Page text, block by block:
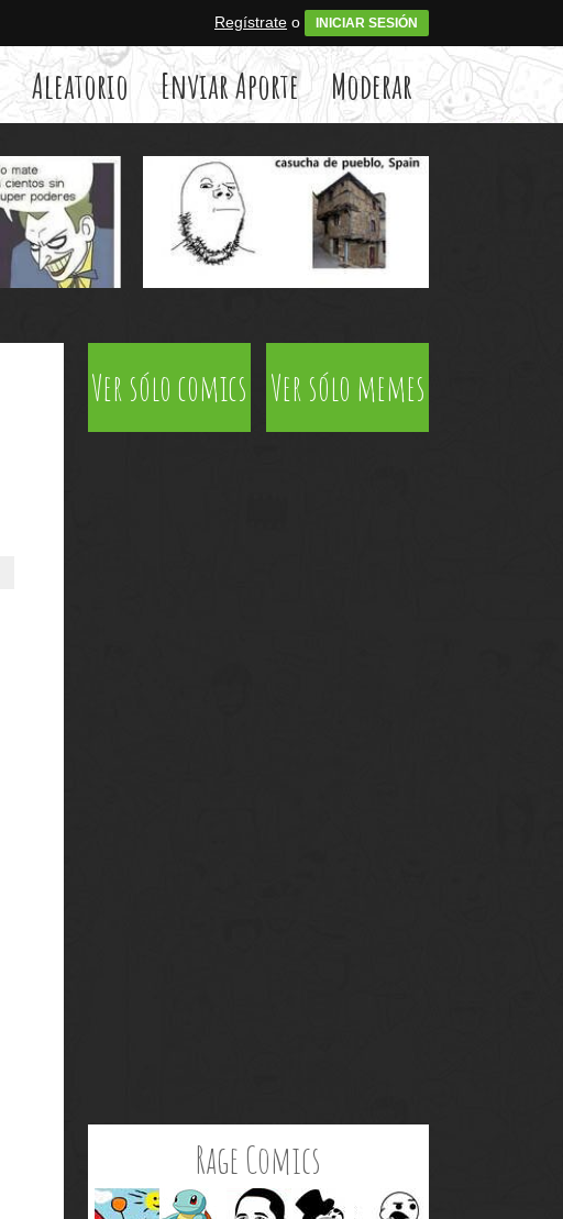
Regístrate o INICIAR SESIÓN
Aleatorio Enviar Aporte Moderar
Ver sólo comics Ver sólo memes
Rage Comics